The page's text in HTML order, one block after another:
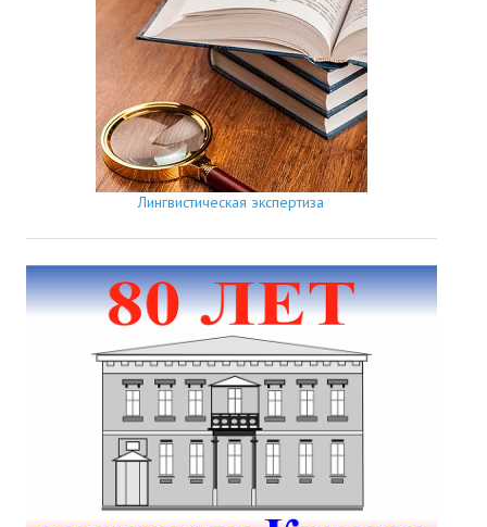
Лингвистическая экспертиза